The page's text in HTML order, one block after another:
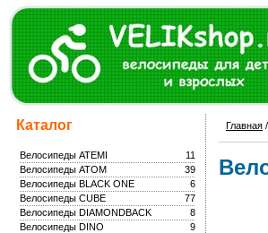
Каталог
11
Велосипеды ATEMI
39
Велосипеды ATOM
6
Велосипеды BLACK ONE
77
Велосипеды CUBE
8
Велосипеды DIAMONDBACK
9
Велосипеды DINO
Главная /